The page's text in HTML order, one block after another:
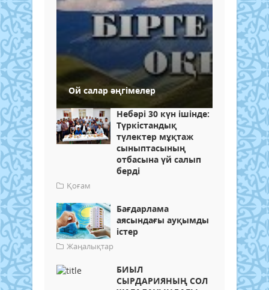
Ой салар әңгімелер
Небәрі 30 күн ішінде:
Түркістандық
түлектер мұқтаж
сыныптасының
отбасына үй салып
берді
Қоғам
Бағдарлама
аясындағы ауқымды
істер
Жаңалықтар
БИЫЛ
СЫРДАРИЯНЫҢ СОЛ